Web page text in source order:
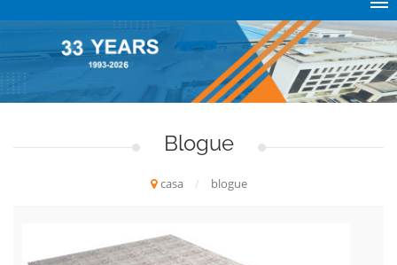
Blogue
casa / blogue